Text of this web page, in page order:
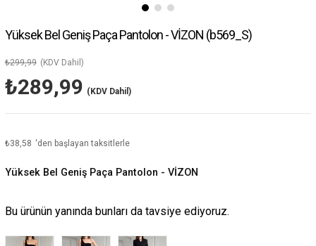
Yüksek Bel Geniş Paça Pantolon - VİZON (b569_S)
₺299,99 (KDV Dahil)
₺289,99 (KDV Dahil)
₺38,58 'den başlayan taksitlerle
Yüksek Bel Geniş Paça Pantolon - VİZON
Bu ürünün yanında bunları da tavsiye ediyoruz.